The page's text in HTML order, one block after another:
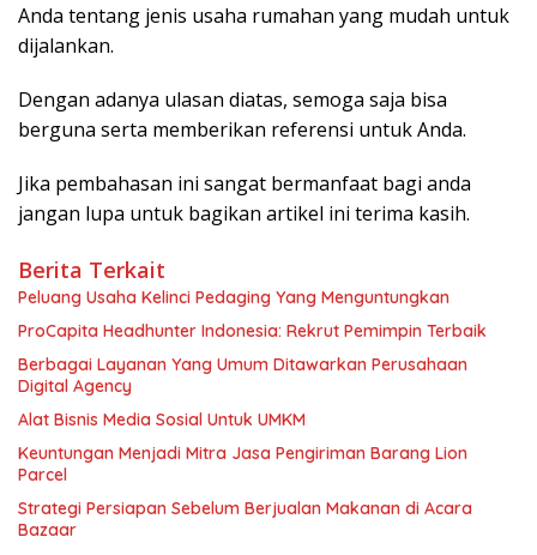
Anda tentang jenis usaha rumahan yang mudah untuk
dijalankan.
Dengan adanya ulasan diatas, semoga saja bisa
berguna serta memberikan referensi untuk Anda.
Jika pembahasan ini sangat bermanfaat bagi anda
jangan lupa untuk bagikan artikel ini terima kasih.
Berita Terkait
Peluang Usaha Kelinci Pedaging Yang Menguntungkan
ProCapita Headhunter Indonesia: Rekrut Pemimpin Terbaik
Berbagai Layanan Yang Umum Ditawarkan Perusahaan
Digital Agency
Alat Bisnis Media Sosial Untuk UMKM
Keuntungan Menjadi Mitra Jasa Pengiriman Barang Lion
Parcel
Strategi Persiapan Sebelum Berjualan Makanan di Acara
Bazaar